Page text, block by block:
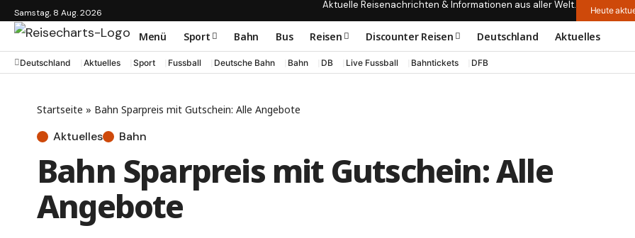
Samstag, 8 Aug. 2026
Aktuelle Reisenachrichten & Informationen aus aller Welt. Heute
Menü Sport Bahn Bus Reisen Discounter Reisen Deutschland Aktuelles
Deutschland Aktuelles Sport Fussball Deutsche Bahn Bahn DB Live Fussball Bahntickets DFB
Startseite » Bahn Sparpreis mit Gutschein: Alle Angebote
Aktuelles Bahn
Bahn Sparpreis mit Gutschein: Alle
Angebote